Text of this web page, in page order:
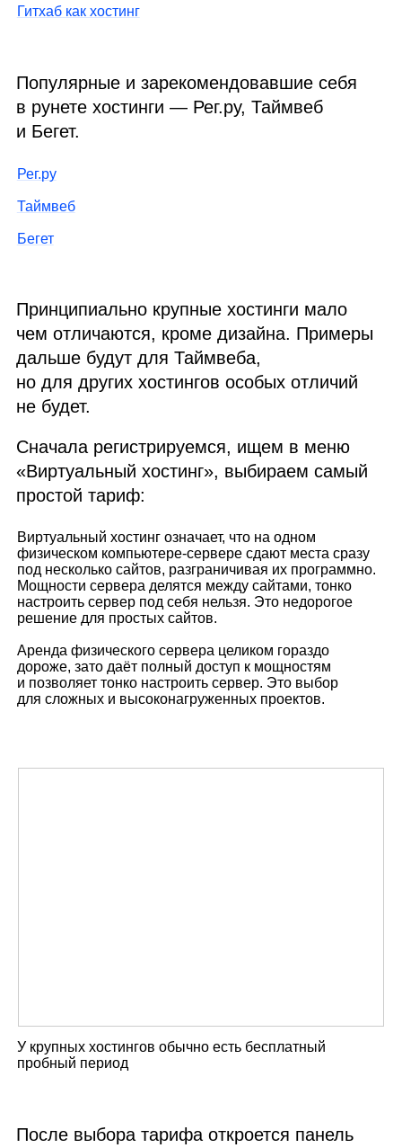
Гитхаб как хостинг
Популярные и зарекомендовавшие себя
в рунете хостинги — Рег.ру, Таймвеб
и Бегет.
Рег.ру
Таймвеб
Бегет
Принципиально крупные хостинги мало
чем отличаются, кроме дизайна. Примеры
дальше будут для Таймвеба,
но для других хостингов особых отличий
не будет.
Сначала регистрируемся, ищем в меню
«Виртуальный хостинг», выбираем самый
простой тариф:
Виртуальный хостинг означает, что на одном
физическом компьютере‑сервере сдают места сразу
под несколько сайтов, разграничивая их программно.
Мощности сервера делятся между сайтами, тонко
настроить сервер под себя нельзя. Это недорогое
решение для простых сайтов.
Аренда физического сервера целиком гораздо
дороже, зато даёт полный доступ к мощностям
и позволяет тонко настроить сервер. Это выбор
для сложных и высоконагруженных проектов.
У крупных хостингов обычно есть бесплатный
пробный период
После выбора тарифа откроется панель